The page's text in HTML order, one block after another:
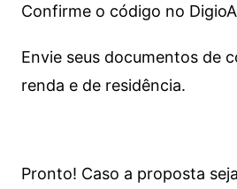
Confirme o código no
Envie seus documentos de
renda e de residência.
Pronto! Caso a proposta